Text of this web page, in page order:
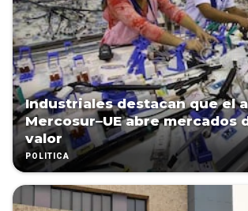
Industriales destacan que el
Mercosur–UE abre mercados
valor
POLÍTICA